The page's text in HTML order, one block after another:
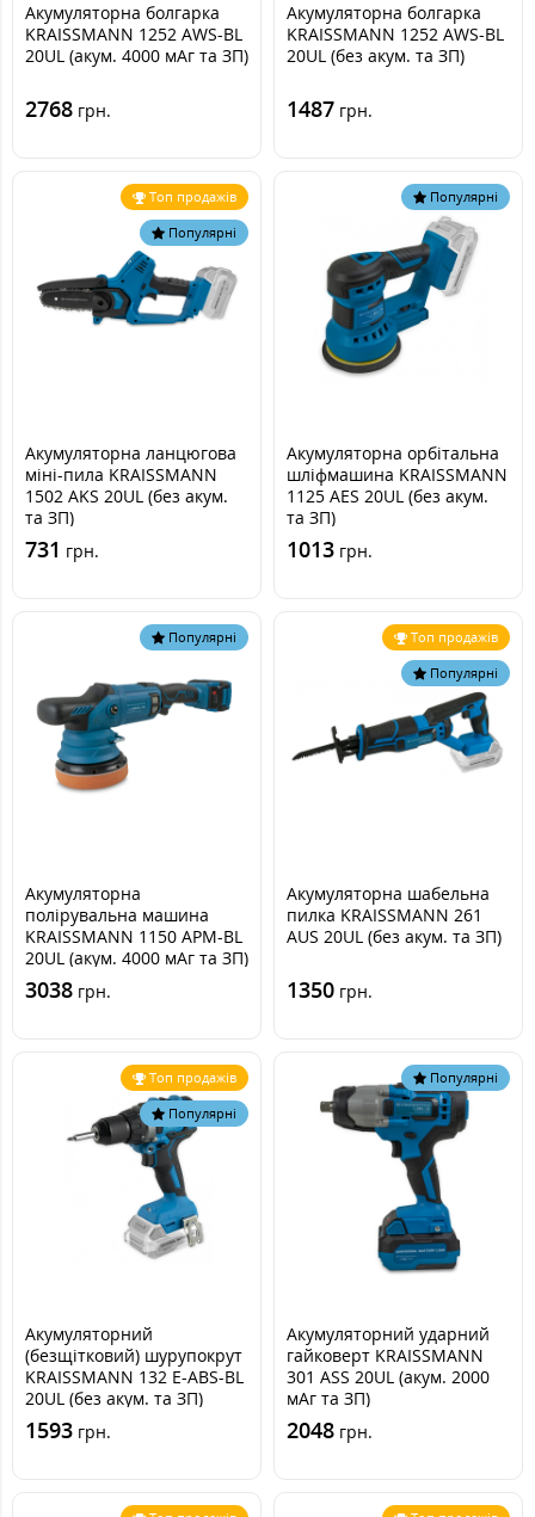
Акумуляторна болгарка
KRAISSMANN 1252 AWS-BL
20UL (акум. 4000 мАг та ЗП)
2768 грн.
Акумуляторна болгарка
KRAISSMANN 1252 AWS-BL
20UL (без акум. та ЗП)
1487 грн.
Топ продажів
Популярні
Акумуляторна ланцюгова
міні-пила KRAISSMANN
1502 AKS 20UL (без акум.
та ЗП)
731 грн.
Популярні
Акумуляторна орбітальна
шліфмашина KRAISSMANN
1125 AES 20UL (без акум.
та ЗП)
1013 грн.
Популярні
Акумуляторна
полірувальна машина
KRAISSMANN 1150 APM-BL
20UL (акум. 4000 мАг та ЗП)
3038 грн.
Топ продажів
Популярні
Акумуляторна шабельна
пилка KRAISSMANN 261
AUS 20UL (без акум. та ЗП)
1350 грн.
Топ продажів
Популярні
Акумуляторний
(безщітковий) шурупокрут
KRAISSMANN 132 E-ABS-BL
20UL (без акум. та ЗП)
1593 грн.
Популярні
Акумуляторний ударний
гайковерт KRAISSMANN
301 ASS 20UL (акум. 2000
мАг та ЗП)
2048 грн.